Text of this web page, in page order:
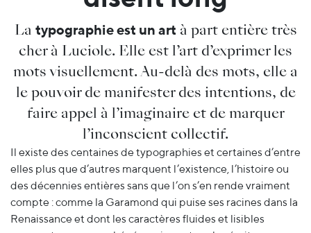
La typographie est un art à part entière très
cher à Luciole. Elle est l’art d’exprimer les
mots visuellement. Au-delà des mots, elle a
le pouvoir de manifester des intentions, de
faire appel à l’imaginaire et de marquer
l’inconscient collectif.
Il existe des centaines de typographies et certaines d’entre
elles plus que d’autres marquent l’existence, l’histoire ou
des décennies entières sans que l’on s’en rende vraiment
compte : comme la Garamond qui puise ses racines dans la
Renaissance et dont les caractères fluides et lisibles